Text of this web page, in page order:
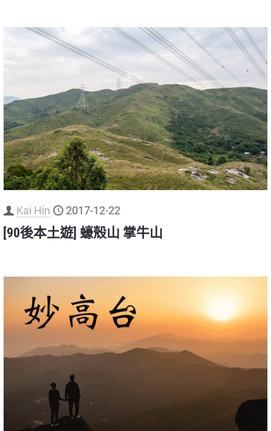
Kai Hin 2017-12-22
[90後本土遊] 蠔殼山 掌牛山